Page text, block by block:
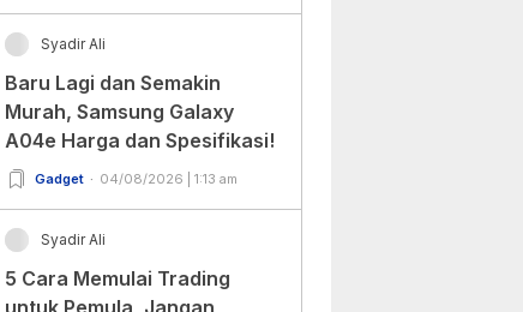
Syadir Ali
Baru Lagi dan Semakin
Murah, Samsung Galaxy
A04e Harga dan Spesifikasi!
Gadget 04/08/2026 | 1:13 am
Syadir Ali
5 Cara Memulai Trading
untuk Pemula, Jangan